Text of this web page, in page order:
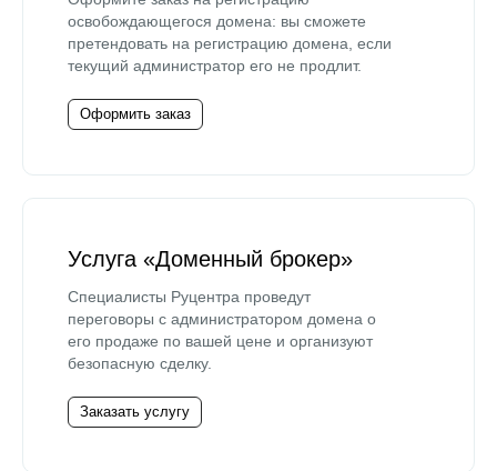
освобождающегося домена: вы сможете
претендовать на регистрацию домена, если
текущий администратор его не продлит.
Оформить заказ
Услуга «Доменный брокер»
Специалисты Руцентра проведут
переговоры с администратором домена о
его продаже по вашей цене и организуют
безопасную сделку.
Заказать услугу